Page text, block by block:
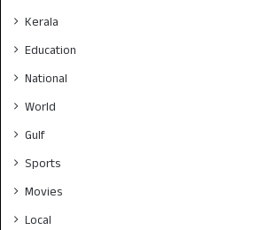
Kerala
Education
National
World
Gulf
Sports
Movies
Local